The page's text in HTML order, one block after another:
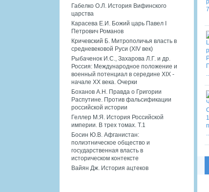
Габелко О.Л. История Вифинского
царства
Карасева Е.И. Божий царь Павел I
Петрович Романов
Кричевский Б. Митрополичья власть в
средневековой Руси (XIV век)
Рыбаченок И.С., Захарова Л.Г. и др.
Россия: Международное положение и
военный потенциал в середине XIX -
начале XX века. Очерки
Боханов А.Н. Правда о Григории
Распутине. Против фальсификации
российской истории
Геллер М.Я. История Российской
империи. В трех томах. Т.1
Босин Ю.В. Афганистан:
полиэтническое общество и
государственная власть в
историческом контексте
Вайян Дж. История ацтеков